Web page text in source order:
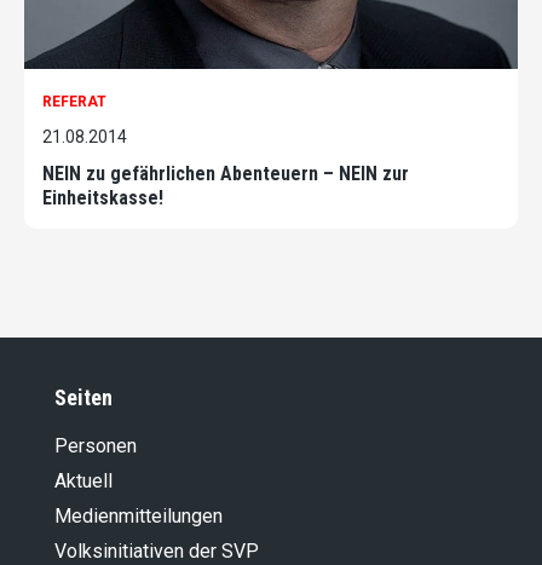
REFERAT
21.08.2014
NEIN zu gefährlichen Abenteuern – NEIN zur
Einheitskasse!
Seiten
Personen
Aktuell
Medienmitteilungen
Volksinitiativen der SVP